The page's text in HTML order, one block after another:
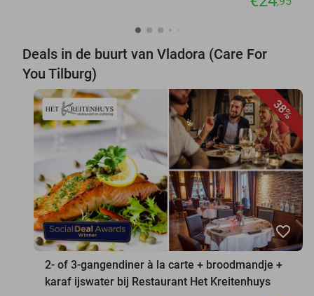
Deals in de buurt van Vladora (Care For
You Tilburg)
38%
favorite_border
2- of 3-gangendiner à la carte + broodmandje +
karaf ijswater bij Restaurant Het Kreitenhuys